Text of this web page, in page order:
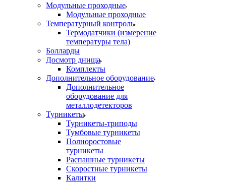
Модульные проходные
Модульные проходные
Температурный контроль
Термодатчики (измерение
температуры тела)
Болларды
Досмотр днища
Комплекты
Дополнительное оборудование
Дополнительное
оборудование для
металлодетекторов
Турникеты
Турникеты-триподы
Тумбовые турникеты
Полноростовые
турникеты
Распашные турникеты
Скоростные турникеты
Калитки